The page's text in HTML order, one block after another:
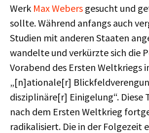
Werk Max Webers gesucht und
sollte. Während anfangs auch
Studien mit anderen Staaten
wandelte und verkürzte sich die
Vorabend des Ersten Weltkriegs
„[n]ationale[r]
disziplinäre[r] Einigelung“. Diese
nach dem Ersten Weltkrieg
radikalisiert. Die in der Folgezeit